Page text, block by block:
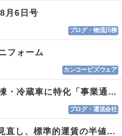
月6日号
ブログ・物流川柳
フォーム
カンコービズウェア
ヘイワオートサービス 冷凍・冷蔵車に特化「事業通じ貢献目指す」
ブログ・運送会社
適正原価 実車率５０%を見直し、標準的運賃の半値の恐れも